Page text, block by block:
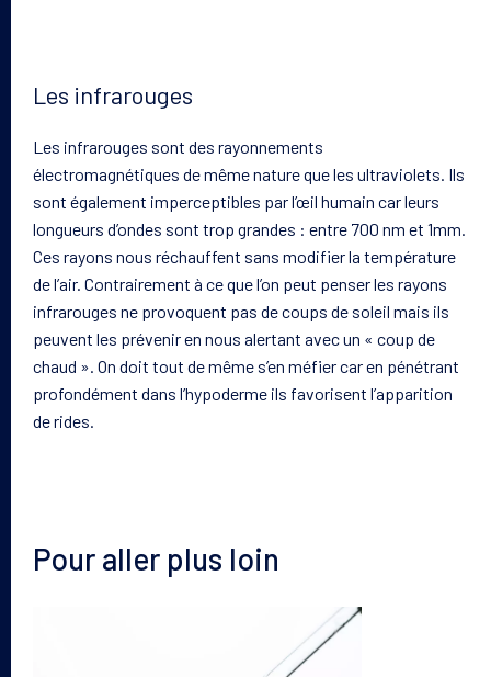
Votre peau
Les infrarouges
Les infrarouges sont des rayonnements
électromagnétiques de même nature que les ultraviolets. Ils
sont également imperceptibles parl’œil humain car leurs
longueurs d’ondes sont trop grandes : entre 700 nm et 1mm.
Ces rayons nous réchauffent sans modifier la température
de l’air. Contrairement à ce que l’on peut penser les rayons
infrarouges ne provoquent pas decoups de soleil mais ils
peuvent les prévenir en nous alertant avec un « coup de
chaud ». On doit tout de même s’en méfier car en pénétrant
profondément dans l’hypoderme ils favorisent l’apparition
de rides.
Pour aller plus loin